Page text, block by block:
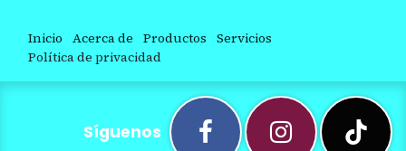
Inicio Acerca de Productos Servicios
Política de privacidad
Síguenos